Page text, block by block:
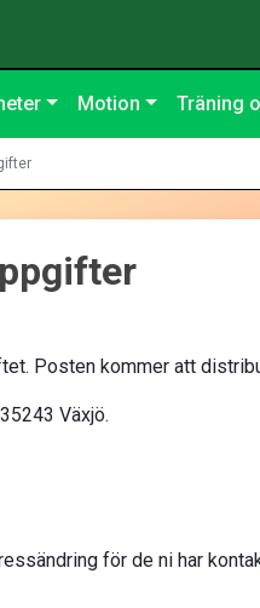
Motion Träning
Posten kommer att
Växjö.
för de ni har